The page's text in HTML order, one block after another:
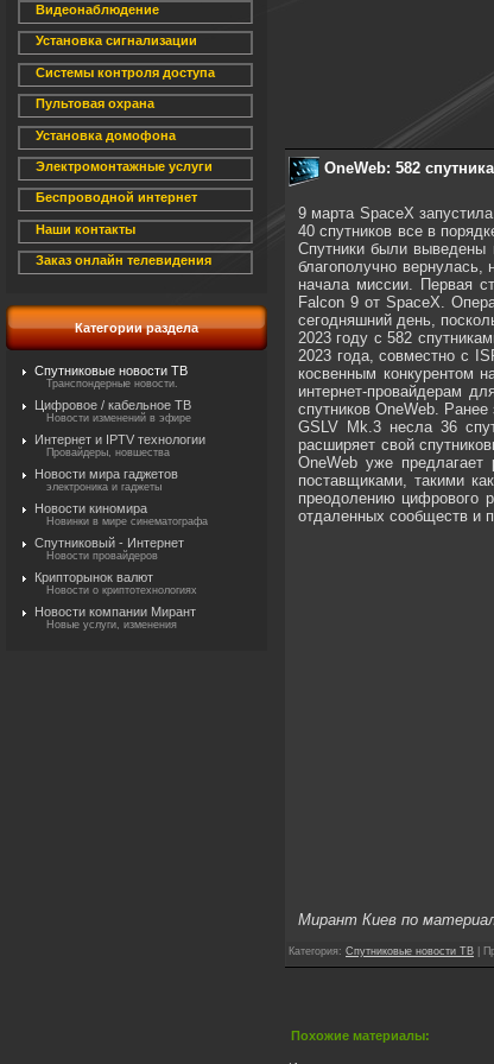
Видеонаблюдение
Установка сигнализации
Системы контроля доступа
Пультовая охрана
Установка домофона
Электромонтажные услуги
Беспроводной интернет
Наши контакты
Заказ онлайн телевидения
Категории раздела
Спутниковые новости ТВ
Транспондерные новости.
Цифровое / кабельное ТВ
Новости изменений в эфире
Интернет и IPTV технологии
Провайдеры, новшества
Новости мира гаджетов
электроника и гаджеты
Новости киномира
Новинки в мире синематографа
Спутниковый - Интернет
Новости провайдеров
Крипторынок валют
Новости о криптотехнологиях
Новости компании Мирант
Новые услуги, изменения
OneWeb: 582
9 марта SpaceX
40 спутников все в
Спутники были выведены
благополучно
начала миссии. Первая
Falcon 9 от SpaceX.
сегодняшний день,
2023 году с 582
2023 года, совместно с
косвенным конкурентом
интернет-провайдерам
спутников OneWeb.
GSLV Mk.3 несла 36
расширяет свой
OneWeb уже
поставщиками, такими
преодолению цифрового
отдаленных сообществ и
Мирант Киев по
Категория: Спутниковые новости ТВ
Похожие материалы: